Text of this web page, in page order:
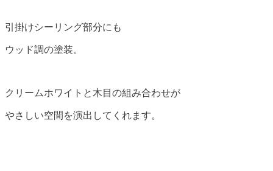
引掛けシーリング部分にも
ウッド調の塗装。
クリームホワイトと木目の組み合わせが
やさしい空間を演出してくれます。